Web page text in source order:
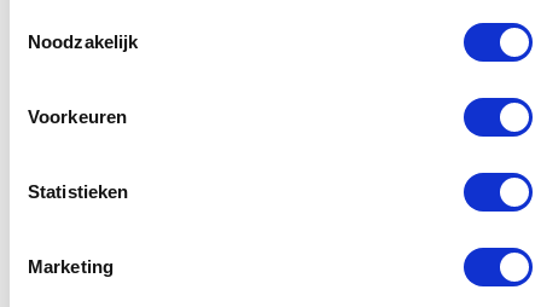
Noodzakelijk
Voorkeuren
Statistieken
Marketing
model of een opbouw regendouche, kijk dan
Maak uw bestelling compleet door een douchegoot,
douchewand en/of douche accessoires mee te
bestellen hieronder bij combinatieproducten.
Download hier de technische tekening